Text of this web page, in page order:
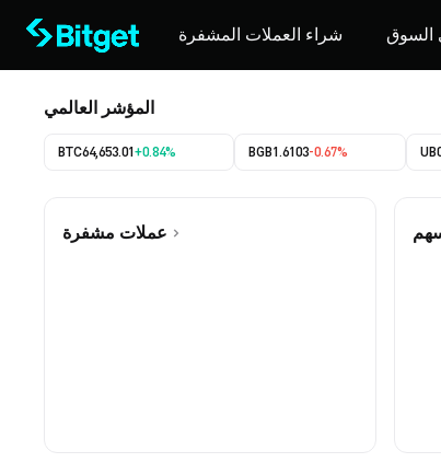
شراء العملات المشفرة السوق
المؤشر العالمي
BTC64,653.01 +0.84% BGB1.6103-0.67% UB
عملات مشفرة